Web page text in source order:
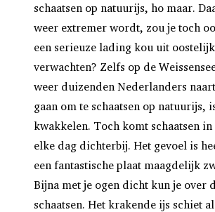
schaatsen op natuurijs, ho maar.
weer extremer wordt, zou je toch
een serieuze lading kou uit
verwachten? Zelfs op de
weer duizenden Nederlanders
gaan om te schaatsen op natuurijs,
kwakkelen. Toch komt schaatsen
elke dag dichterbij. Het gevoel is
een fantastische plaat maagdelijk
Bijna met je ogen dicht kun je over
schaatsen. Het krakende ijs schiet